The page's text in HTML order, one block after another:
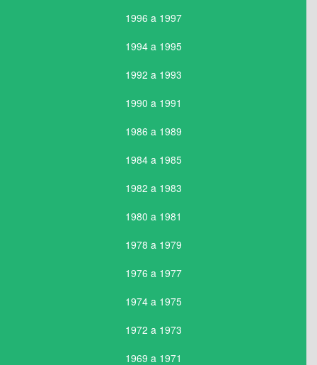
1996 a 1997
1994 a 1995
1992 a 1993
1990 a 1991
1986 a 1989
1984 a 1985
1982 a 1983
1980 a 1981
1978 a 1979
1976 a 1977
1974 a 1975
1972 a 1973
1969 a 1971